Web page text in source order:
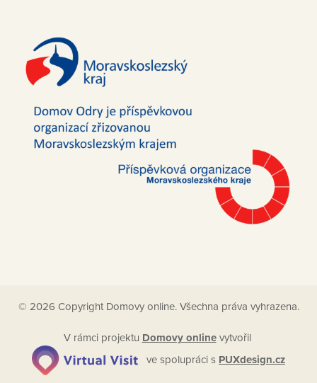
© 2026 Copyright Domovy online. Všechna práva vyhrazena.
V rámci projektu Domovy onlinevytvořil
ve spolupráci s PUXdesign.cz